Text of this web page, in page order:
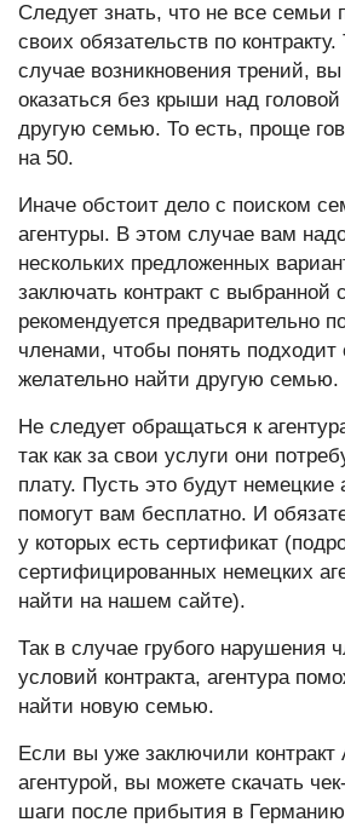
Следует знать, что не все семьи
своих обязательств по
случае возникновения трений,
оказаться без крыши над
другую семью. То есть, проще
на 50.
Иначе обстоит дело с поиском
агентуры. В этом случае вам
нескольких предложенных
заключать контракт с выбранной
рекомендуется предварительно
членами, чтобы понять
желательно найти другую семью.
Не следует обращаться к
так как за свои услуги они
плату. Пусть это будут немецкие
помогут вам бесплатно. И
у которых есть сертификат
сертифицированных немецких
найти на нашем сайте).
Так в случае грубого нарушения
условий контракта, агентура
найти новую семью.
Если вы уже заключили контракт
агентурой, вы можете скачать
шаги после прибытия в Германию